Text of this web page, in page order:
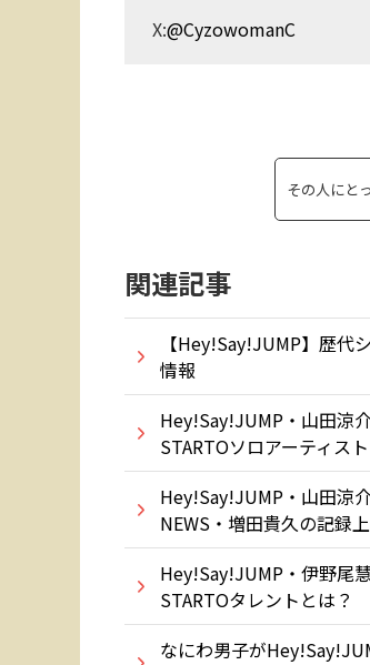
X:@CyzowomanC
その人にと
関連記事
【Hey!Say!JUMP】歴代
情報
Hey!Say!JUMP・山田涼
STARTOソロアーティス
Hey!Say!JUMP・山田涼
NEWS・増田貴久の記録
Hey!Say!JUMP・伊野尾
STARTOタレントとは？
なにわ男子が